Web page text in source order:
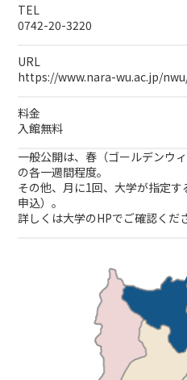
TEL
0742-20-3220
URL
https://www.nara-wu.ac.jp/
料金
入館無料
一般公開は、春（ゴールデンウ
の各一週間程度。
その他、月に1回、大学が指定
申込）。
詳しくは大学のHPでご確認くだ